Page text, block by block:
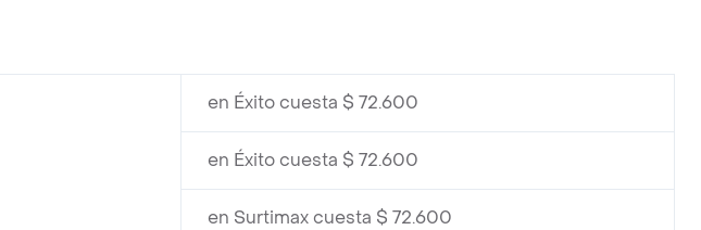
en Éxito cuesta $ 72.600
en Éxito cuesta $ 72.600
en Surtimax cuesta $ 72.600